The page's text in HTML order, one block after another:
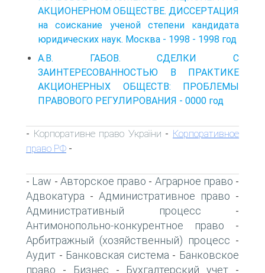
АКЦИОНЕРНОМ ОБЩЕСТВЕ. ДИССЕРТАЦИЯ
на соискание ученой степени кандидата
юридических наук. Москва - 1998 - 1998 год
А.В. ГАБОВ. СДЕЛКИ С
ЗАИНТЕРЕСОВАННОСТЬЮ В ПРАКТИКЕ
АКЦИОНЕРНЫХ ОБЩЕСТВ: ПРОБЛЕМЫ
ПРАВОВОГО РЕГУЛИРОВАНИЯ - 0000 год
- Корпоративне право України - Корпоративное
право РФ -
- Law - Авторское право - Аграрное право -
Адвокатура - Административное право -
Административный процесс -
Антимонопольно-конкурентное право -
Арбитражный (хозяйственный) процесс -
Аудит - Банковская система - Банковское
право - Бизнес - Бухгалтерский учет -